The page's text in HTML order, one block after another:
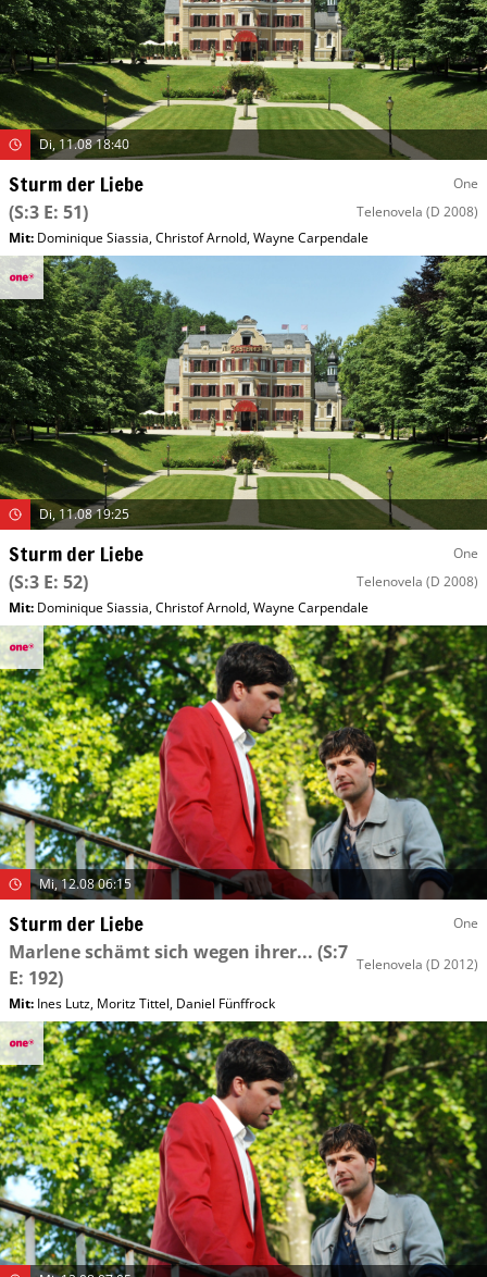
Di, 11.08 18:40
Sturm der Liebe One
(S:3 E: 51) Telenovela (D 2008)
Mit: Dominique Siassia,Christof Arnold,Wayne Carpendale
Di, 11.08 19:25
Sturm der Liebe One
(S:3 E: 52) Telenovela (D 2008)
Mit: Dominique Siassia,Christof Arnold,Wayne Carpendale
Mi, 12.08 06:15
Sturm der Liebe One
Marlene schämt sich wegen ihrer... (S:7
E: 192)
Telenovela (D 2012)
Mit: Ines Lutz, Moritz Tittel, Daniel Fünffrock